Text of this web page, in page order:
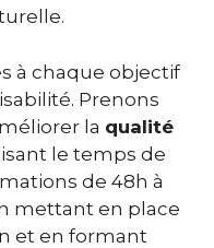
à chaque objectif
Prenons
la qualité
le temps de
de 48h à
mettant en place
et en formant